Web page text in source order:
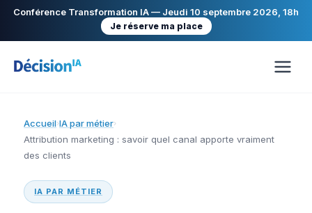
Conférence Transformation IA — Jeudi 10 septembre 2026, 18h
Je réserve ma place
Accueil›IA par métier›
Attribution marketing : savoir quel canal apporte vraiment
des clients
IA PAR MÉTIER